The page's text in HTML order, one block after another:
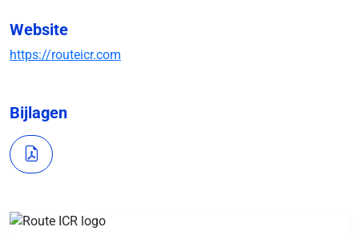
Website
https://routeicr.com
Bijlagen